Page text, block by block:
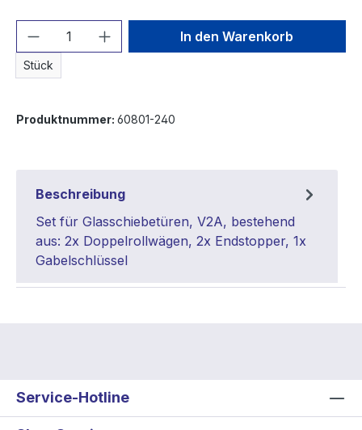
Produkt Anzahl: Gib den
Stück
In den Warenkorb
Produktnummer: 60801-240
Beschreibung
Set für Glasschiebetüren, V2A, bestehend
aus: 2x Doppelrollwägen, 2x Endstopper, 1x
Gabelschlüssel
Service-Hotline